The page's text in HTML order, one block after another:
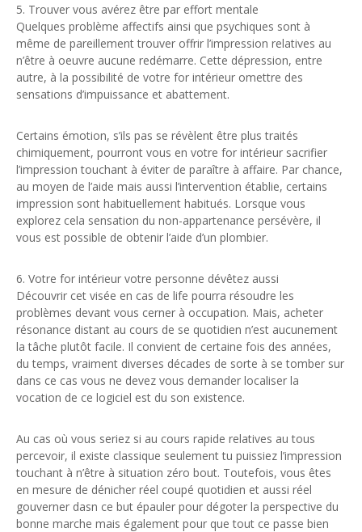
5. Trouver vous avérez être par effort mentale
Quelques problème affectifs ainsi que psychiques sont à
même de pareillement trouver offrir l’impression relatives au
n’être à oeuvre aucune redémarre. Cette dépression, entre
autre, à la possibilité de votre for intérieur omettre des
sensations d’impuissance et abattement.
Certains émotion, s’ils pas se révèlent être plus traités
chimiquement, pourront vous en votre for intérieur sacrifier
l’impression touchant à éviter de paraître à affaire. Par chance,
au moyen de l’aide mais aussi l’intervention établie, certains
impression sont habituellement habitués. Lorsque vous
explorez cela sensation du non-appartenance persévère, il
vous est possible de obtenir l’aide d’un plombier.
6. Votre for intérieur votre personne dévêtez aussi
Découvrir cet visée en cas de life pourra résoudre les
problèmes devant vous cerner à occupation. Mais, acheter
résonance distant au cours de se quotidien n’est aucunement
la tâche plutôt facile. Il convient de certaine fois des années,
du temps, vraiment diverses décades de sorte à se tomber sur
dans ce cas vous ne devez vous demander localiser la
vocation de ce logiciel est du son existence.
Au cas où vous seriez si au cours rapide relatives au tous
percevoir, il existe classique seulement tu puissiez l’impression
touchant à n’être à situation zéro bout. Toutefois, vous êtes
en mesure de dénicher réel coupé quotidien et aussi réel
gouverner dasn ce but épauler pour dégoter la perspective du
bonne marche mais également pour que tout ce passe bien